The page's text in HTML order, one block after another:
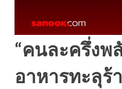
“คนละครึ่งพ
อาหารทะลุร้